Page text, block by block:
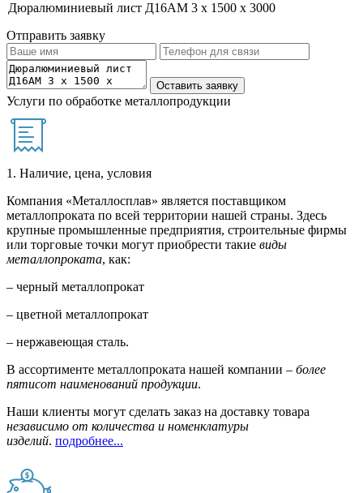
Дюралюминиевый лист Д16АМ 3 х 1500 х 3000
Отправить заявку
Услуги по обработке металлопродукции
1. Наличие, цена, условия
Компания «Металлосплав» является поставщиком
металлопроката по всей территории нашей страны. Здесь
крупные промышленные предприятия, строительные фирмы
или торговые точки могут приобрести такие виды
металлопроката, как:
– черный металлопрокат
– цветной металлопрокат
– нержавеющая сталь.
В ассортименте металлопроката нашей компании – более
пятисот наименований продукции.
Наши клиенты могут сделать заказ на доставку товара
независимо от количества и номенклатуры
изделий. подробнее...